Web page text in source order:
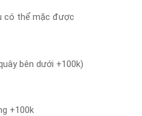
có thể mặc được
bên dưới +100k)
+100k